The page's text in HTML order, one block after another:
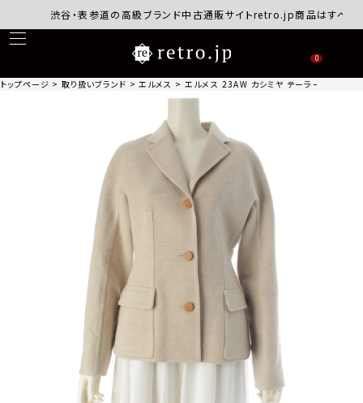
渋谷・表参道の高級ブランド中古通販サイトretro.jp商品はすべて正規
0
トップページ 取り扱いブランド エルメス エルメス 23AW カシミヤ テーラードジャ